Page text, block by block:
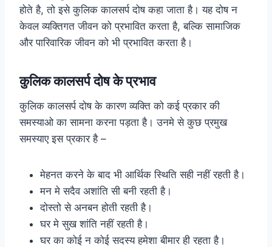
होते है, तो इसे कुलिक कालसर्प दोष कहा जाता है। यह दोष न
केवल व्यक्तिगत जीवन को प्रभावित करता है, बल्कि सामाजिक
और पारिवारिक जीवन को भी प्रभावित करता है।
कुलिक कालसर्प दोष के प्रभाव
कुलिक कालसर्प दोष के कारण व्यक्ति को कई प्रकार की
समस्याओ का सामना करना पड़ता है। उनमे से कुछ प्रमुख
समस्याए इस प्रकार है –
मेहनत करने के बाद भी आर्थिक स्थिति सही नहीं रहती है।
मन मे सदैव अशांति सी बनी रहती है।
दोस्तो से अनबन होती रहती है।
घर मे सुख शांति नहीं रहती है।
घर का कोई न कोई सदस्य हमेशा बीमार ही रहता है।